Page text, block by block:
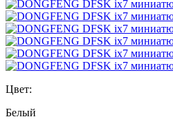
Цвет:
Белый